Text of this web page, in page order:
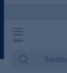
Menü